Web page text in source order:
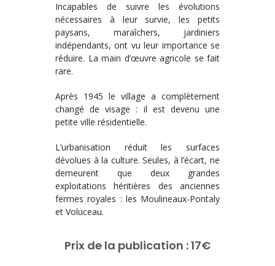
Incapables de suivre les évolutions
nécessaires à leur survie, les petits
paysans, maraîchers, jardiniers
indépendants, ont vu leur importance se
réduire. La main d’œuvre agricole se fait
rare.
Après 1945 le village a complètement
changé de visage : il est devenu une
petite ville résidentielle.
L’urbanisation réduit les surfaces
dévolues à la culture. Seules, à l’écart, ne
demeurent que deux grandes
exploitations héritières des anciennes
fermes royales : les Moulineaux-Pontaly
et Voluceau.
Prix de la publication : 17€